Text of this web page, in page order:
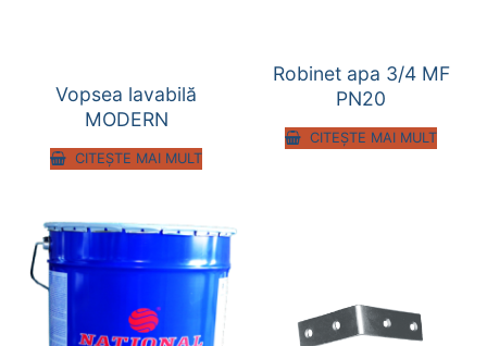
Vopsea lavabilă
MODERN
CITEȘTE MAI MULT
Robinet apa 3/4 MF
PN20
CITEȘTE MAI MULT